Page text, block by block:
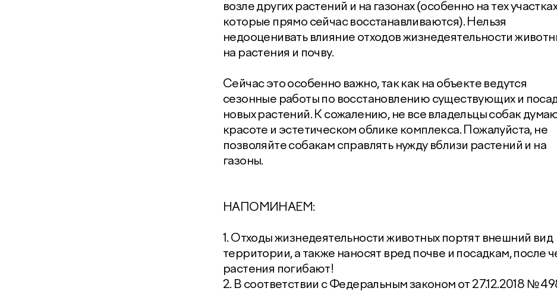
возле других растений и на газонах (особенно на тех
которые прямо сейчас восстанавливаются). Нельзя
недооценивать влияние отходов жизнедеятельности
на растения и почву.
Сейчас это особенно важно, так как на объекте ведутся
сезонные работы по восстановлению существующих и
новых растений. К сожалению, не все владельцы собак
красоте и эстетическом облике комплекса. Пожалуйста, не
позволяйте собакам справлять нужду вблизи растений и на
газоны.
НАПОМИНАЕМ:
1. Отходы жизнедеятельности животных портят внешний вид
территории, а также наносят вред почве и посадкам, после
растения погибают!
2. В соответствии с Федеральным законом от 27.12.2018 №